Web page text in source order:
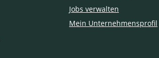
Jobs verwalten
Mein Unternehmensprofil